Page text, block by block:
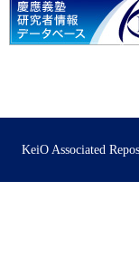
KeiO Associated